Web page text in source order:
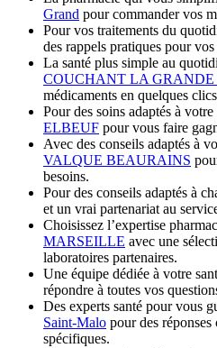
Grand pour commander vos
Pour vos traitements du
des rappels pratiques pour
La santé plus simple au
COUCHANT LA GRANDE
médicaments en quelques
Pour des soins adaptés à
ELBEUF pour vous faire
Avec des conseils adaptés à
VALQUE BEAURAINS
besoins.
Pour des conseils adaptés à
et un vrai partenariat au
Choisissez l’expertise
MARSEILLE avec une
laboratoires partenaires.
Une équipe dédiée à votre
répondre à toutes vos
Des experts santé pour vous
Saint-Malo pour des réponses
spécifiques.